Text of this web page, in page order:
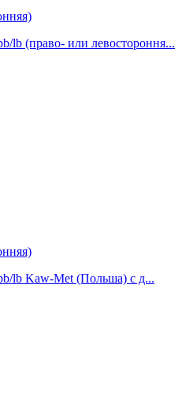
lb (право- или левостороння...
lb Kaw-Met (Польша) с д...